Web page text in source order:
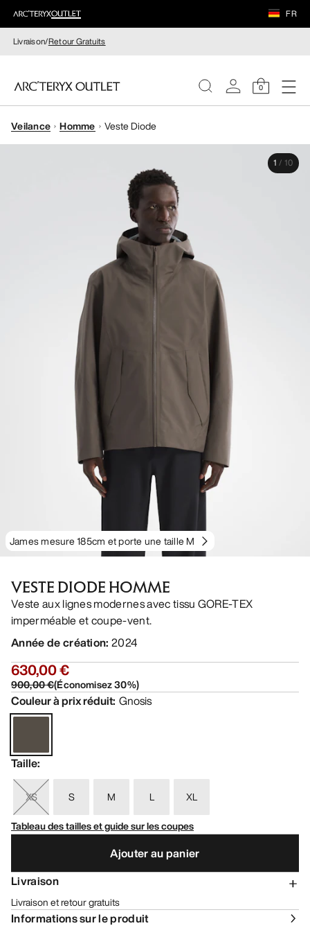
FR
Livraison/Retour Gratuits
0
FEMME
Veilance Homme Veste Diode
James mesure 185cm et porte une taille M
1 / 10
VESTE DIODE HOMME
Veste aux lignes modernes avec tissu GORE-TEX
imperméable et coupe-vent.
Année de création: 2024
630,00 €
900,00 €(Économisez30%)
Couleur à prix réduit: Gnosis
Taille:
XS S M L
XL
Tableau des tailles et guide sur les coupes
Ajouter au panier
Livraison
Livraison et retour gratuits
Informations sur le produit